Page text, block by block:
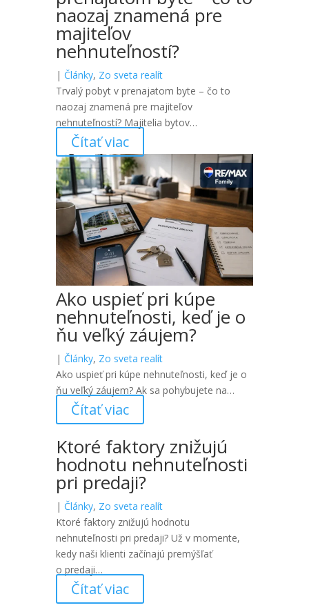
naozaj znamená pre
majiteľov
nehnuteľností?
| Články, Zo sveta realít
Trvalý pobyt v prenajatom byte – čo to
naozaj znamená pre majiteľov
nehnuteľností? Majitelia bytov…
Čítať viac
Ako uspieť pri kúpe
nehnuteľnosti, keď je o
ňu veľký záujem?
| Články, Zo sveta realít
Ako uspieť pri kúpe nehnuteľnosti, keď je o
ňu veľký záujem? Ak sa pohybujete na…
Čítať viac
Ktoré faktory znižujú
hodnotu nehnuteľnosti
pri predaji?
| Články, Zo sveta realít
Ktoré faktory znižujú hodnotu
nehnuteľnosti pri predaji? Už v momente,
kedy naši klienti začínajú premýšľať
o predaji…
Čítať viac